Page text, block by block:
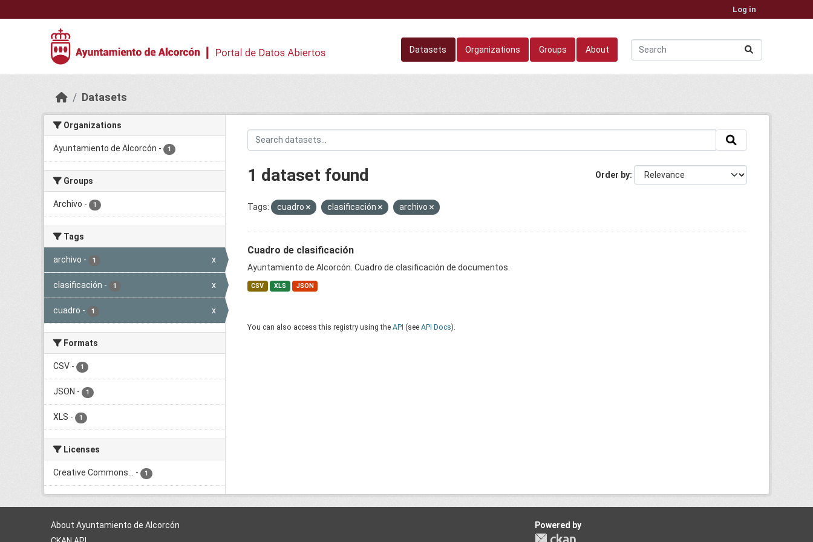
Log in
Datasets Organizations Groups About
Datasets
Organizations
Ayuntamiento de Alcorcón - 1
Groups
Archivo - 1
Tags
archivo - 1 x
clasificación - 1 x
cuadro - 1 x
Formats
CSV - 1
JSON - 1
XLS - 1
Licenses
Creative Commons... - 1
Order by
1 dataset found
Tags: cuadro clasificación archivo
Cuadro de clasificación
Ayuntamiento de Alcorcón. Cuadro de clasificación de documentos.
CSV XLS JSON
You can also access this registry using the API (see API Docs).
About Ayuntamiento de Alcorcón
Powered by